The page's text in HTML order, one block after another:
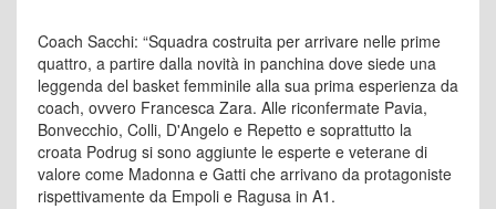
Coach Sacchi: “Squadra costruita per arrivare nelle prime
quattro, a partire dalla novità in panchina dove siede una
leggenda del basket femminile alla sua prima esperienza da
coach, ovvero Francesca Zara. Alle riconfermate Pavia,
Bonvecchio, Colli, D'Angelo e Repetto e soprattutto la
croata Podrug si sono aggiunte le esperte e veterane di
valore come Madonna e Gatti che arrivano da protagoniste
rispettivamente da Empoli e Ragusa in A1.